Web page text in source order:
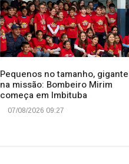
Pequenos no tamanho,
na missão: Bombeiro Mirim
começa em Imbituba
07/08/2026 09:27